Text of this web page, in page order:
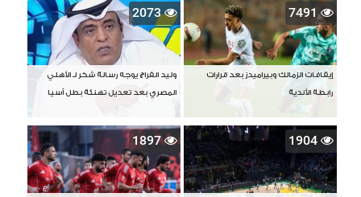
7491
إيقافات الزمالك وبيراميدز بعد قرارات
رابطة الأندية
2073
وليد الفراج يوجه رسالة شكر لـ الأهلي
المصري بعد تعديل تهنئة بطل آسيا
1904
1897